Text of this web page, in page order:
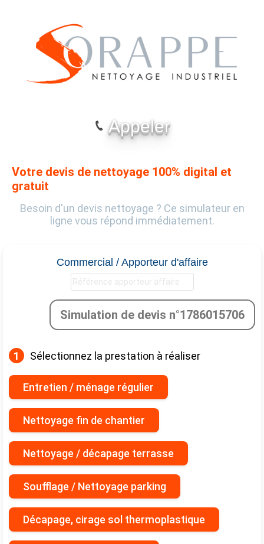
Appeler
Votre devis de nettoyage 100% digital et
gratuit
Besoin d'un devis nettoyage ? Ce simulateur en
ligne vous répond immédiatement.
Simulation de devis n°1786015706
1 Sélectionnez la prestation à réaliser
Entretien / ménage régulier
Nettoyage fin de chantier
Nettoyage / décapage terrasse
Soufflage / Nettoyage parking
Décapage, cirage sol thermoplastique